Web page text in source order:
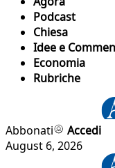
Podcast
Chiesa
Idee e
Economia
Rubriche
Abbonati
Accedi
August 6, 2026